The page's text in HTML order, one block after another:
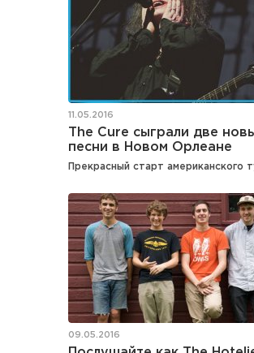
11.05.2016
The Cure сыграли две
песни в Новом Орлеане
Прекрасный старт американского
09.05.2016